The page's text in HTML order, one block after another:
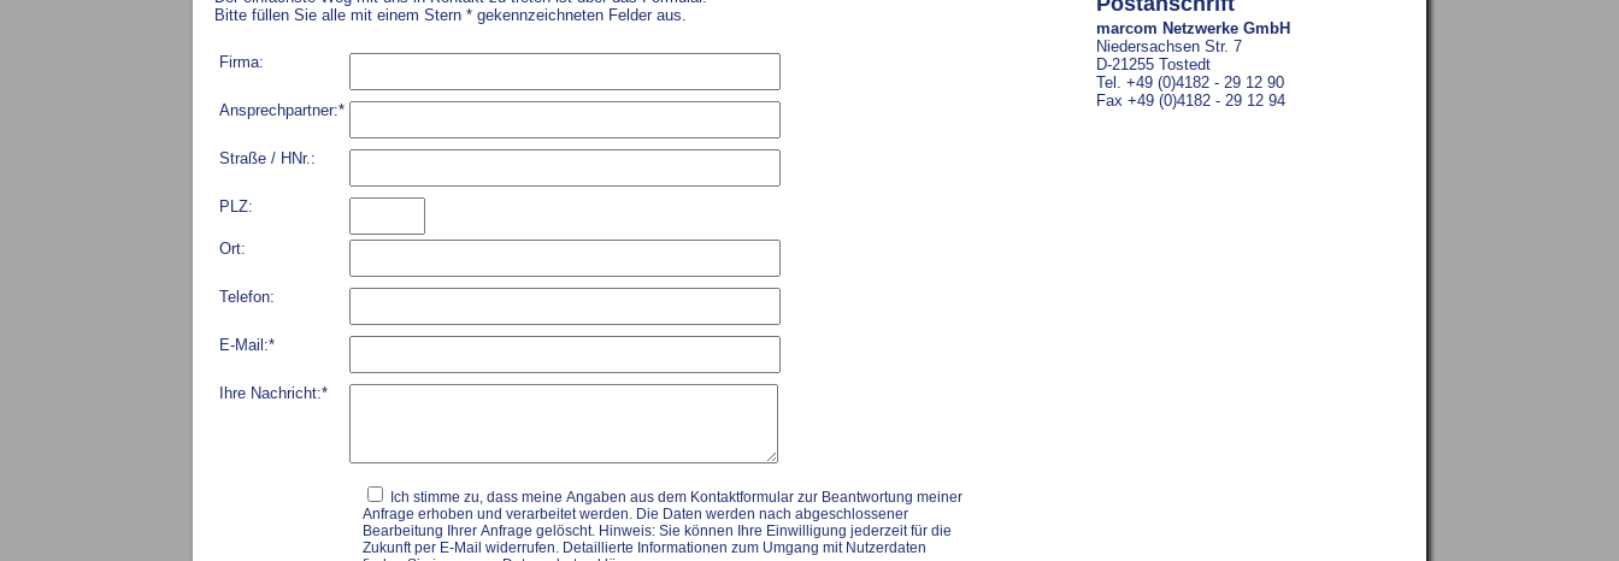
Bitte füllen Sie alle mit einem Stern * gekennzeichneten Felder aus.
Firma:
Pflichtfeld
Ansprechpartner:*
Straße / HNr.:
PLZ:
Ort:
Telefon:
Pflichtfeld
E-Mail:*
Pflichtfeld
Ihre Nachricht:*
Ich stimme zu, dass meine Angaben aus dem Kontaktformular zur Beantwortung meiner
Anfrage erhoben und verarbeitet werden. Die Daten werden nach abgeschlossener
Bearbeitung Ihrer Anfrage gelöscht. Hinweis: Sie können Ihre Einwilligung jederzeit für die
Zukunft per E-Mail widerrufen. Detaillierte Informationen zum Umgang mit Nutzerdaten
marcom Netzwerke GmbH
Niedersachsen Str. 7
D-21255 Tostedt
Tel. +49 (0)4182 - 29 12 90
Fax +49 (0)4182 - 29 12 94